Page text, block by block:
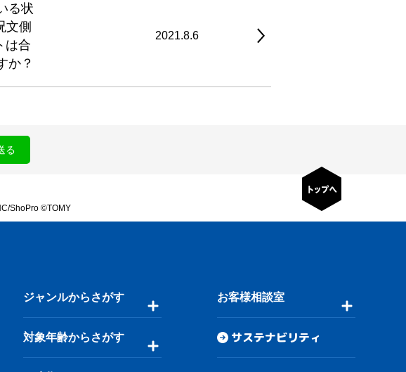
る状
文側
は合
か？
2021.8.6
る
ShoPro ©TOMY
ジャンルからさがす
対象年齢からさがす
お客様相談室
サステナビリティ